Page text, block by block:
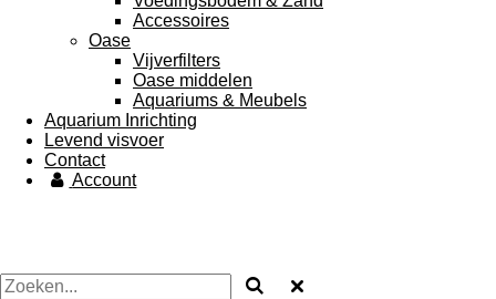
Accessoires
Oase
Vijverfilters
Oase middelen
Aquariums & Meubels
Aquarium Inrichting
Levend visvoer
Contact
Account